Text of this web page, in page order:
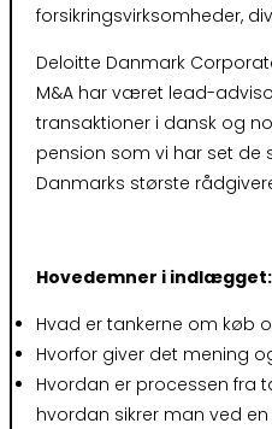
forsikringsvirksomheder,
Deloitte Danmark
M&A har været lead-
transaktioner i dansk og
pension som vi har set de
Danmarks største
Hovedemner i indlægget:
Hvad er tankerne om køb
Hvorfor giver det mening
Hvordan er processen fra
hvordan sikrer man ved